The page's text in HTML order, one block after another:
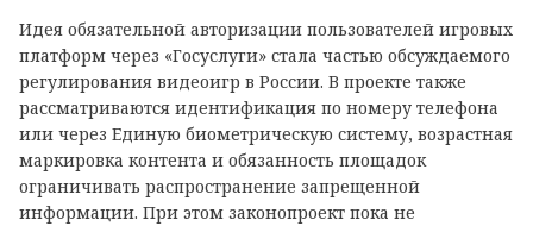
Идея обязательной авторизации пользователей игровых
платформ через «Госуслуги» стала частью обсуждаемого
регулирования видеоигр в России. В проекте также
рассматриваются идентификация по номеру телефона
или через Единую биометрическую систему, возрастная
маркировка контента и обязанность площадок
ограничивать распространение запрещенной
информации. При этом законопроект пока не